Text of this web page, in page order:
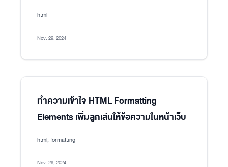
html
Nov. 29, 2024
ทำความเข้าใจ HTML Formatting
Elements เพิ่มลูกเล่นให้ข้อความในหน้าเว็บ
html, formatting
Nov. 29, 2024